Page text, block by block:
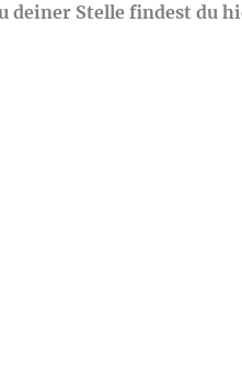
deiner Stelle findest du